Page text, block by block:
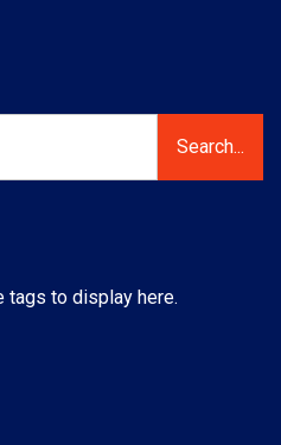
tags to display here.